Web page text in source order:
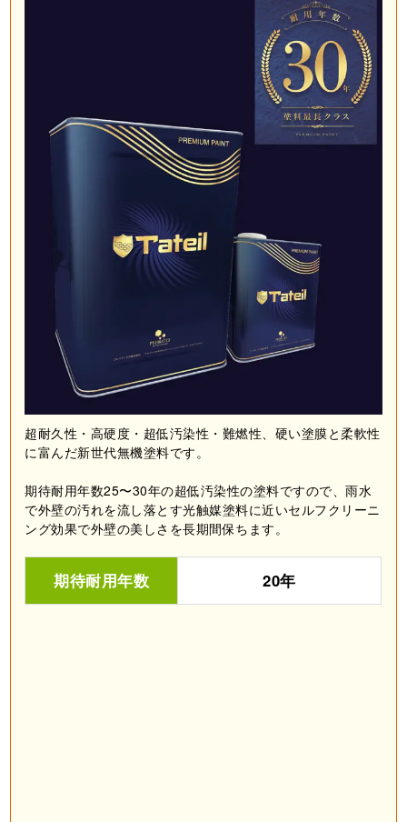
超耐久性・高硬度・超低汚染性・難燃性、硬い塗膜と柔軟性
に富んだ新世代無機塗料です。
期待耐用年数25〜30年の超低汚染性の塗料ですので、雨水
で外壁の汚れを流し落とす光触媒塗料に近いセルフクリーニ
ング効果で外壁の美しさを長期間保ちます。
期待耐用年数 20年